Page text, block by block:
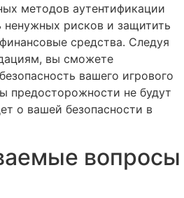
методов аутентификации
рисков и защитить
средства. Следуя
вы сможете
вашего игрового
предосторожности не будут
о вашей безопасности в
вопросы